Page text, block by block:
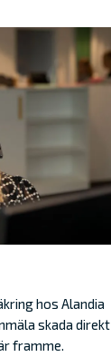
hos Alandia
skada direkt
framme.